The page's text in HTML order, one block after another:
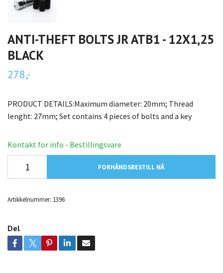
ANTI-THEFT BOLTS JR ATB1 - 12X1,25
BLACK
278,-
PRODUCT DETAILS:Maximum diameter: 20mm; Thread
lenght: 27mm; Set contains 4 pieces of bolts and a key
Kontakt for info - Bestillingsvare
FORHÅNDSBESTILL NÅ
Artikkelnummer: 1396
Del